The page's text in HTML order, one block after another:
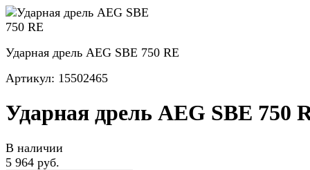
Ударная дрель AEG SBE 750 RE
Артикул: 15502465
Ударная дрель AEG SBE 750
В наличии
5 964 руб.